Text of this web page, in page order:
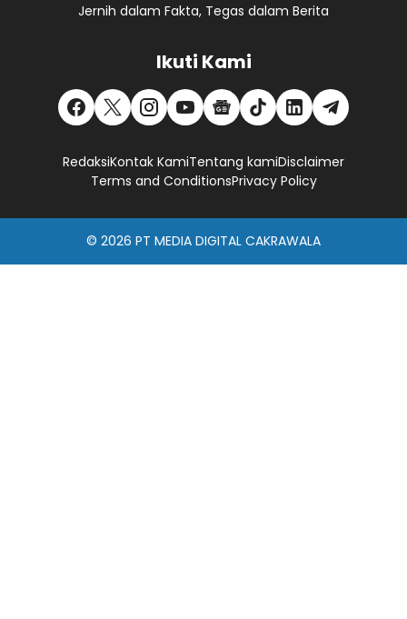
Jernih dalam Fakta, Tegas dalam Berita
Ikuti Kami
RedaksiKontak KamiTentang kamiDisclaimer
Terms and ConditionsPrivacy Policy
© 2026 PT MEDIA DIGITAL CAKRAWALA